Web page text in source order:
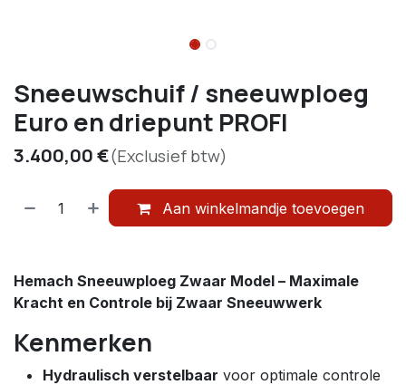
Sneeuwschuif / sneeuwploeg
Euro en driepunt PROFI
3.400,00€(Exclusief btw)
Aan winkelmandje toevoegen
Hemach Sneeuwploeg Zwaar Model – Maximale
Kracht en Controle bij Zwaar Sneeuwwerk
Kenmerken
Hydraulisch verstelbaar voor optimale controle